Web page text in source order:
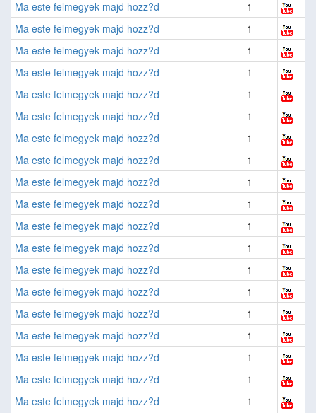
Ma este felmegyek majd hozz?d
1
Ma este felmegyek majd hozz?d
1
Ma este felmegyek majd hozz?d
1
Ma este felmegyek majd hozz?d
1
Ma este felmegyek majd hozz?d
1
Ma este felmegyek majd hozz?d
1
Ma este felmegyek majd hozz?d
1
Ma este felmegyek majd hozz?d
1
Ma este felmegyek majd hozz?d
1
Ma este felmegyek majd hozz?d
1
Ma este felmegyek majd hozz?d
1
Ma este felmegyek majd hozz?d
1
Ma este felmegyek majd hozz?d
1
Ma este felmegyek majd hozz?d
1
Ma este felmegyek majd hozz?d
1
Ma este felmegyek majd hozz?d
1
Ma este felmegyek majd hozz?d
1
Ma este felmegyek majd hozz?d
1
Ma este felmegyek majd hozz?d
1